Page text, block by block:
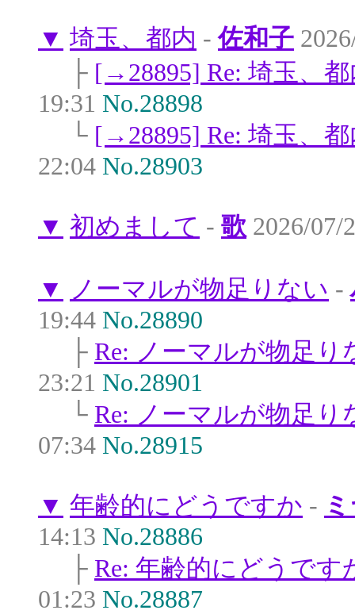
▼ 埼玉、都内 -佐和子
├ [→28895] Re: 埼玉、都
19:31 No.28898
└ [→28895] Re: 埼玉、都
22:04 No.28903
▼ 初めまして - 歌 2026/07/
▼ ノーマルが物足りない -
19:44 No.28890
├ Re: ノーマルが物足り
23:21 No.28901
└ Re: ノーマルが物足り
07:34 No.28915
▼ 年齢的にどうですか -
14:13 No.28886
├ Re: 年齢的にどうです
01:23 No.28887